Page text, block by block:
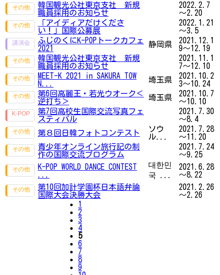
韓国観光公社東京支社 新規
職員採用のお知らせ
2022.2.7
～2.20
「アイディアだけくださ
い！」国際公募展
2022.1.21
～3.5
ふじのくにK-POPトークカフェ
2021
静岡県
2021.12.1
9～12.19
韓国観光公社東京支社 新規
職員採用のお知らせ
2021.11.1
7～12.10
MEET-K 2021 in SAKURA TOW
N...
埼玉県
2021.10.2
3～10.24
第6回高麗王・若光ウオーク＜
逆打ち＞
埼玉県
2021.10.7
～10.10
第7回高校生国際交流写真フェ
スティバル
2021.7.30
～8.4
第８回日韓フォトコンテスト
ソウ
ル...
2021.7.28
～11.20
青少年オンライン旅行記の制
作の国際交流プログラム
2021.7.24
～9.25
K-POP WORLD DANCE CONTEST
대한민
국 ...
2021.6.28
～8.22
第10回加計学園杯日本語弁論
国際大会決勝大会
2021.2.26
～2.26
1
2
3
4
5
6
7
8
9